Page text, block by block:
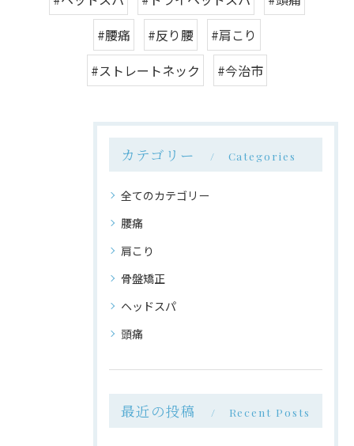
#腰痛
#反り腰
#肩こり
#ストレートネック
#今治市
カテゴリー Categories
全てのカテゴリー
腰痛
肩こり
骨盤矯正
ヘッドスパ
頭痛
最近の投稿 Recent Posts